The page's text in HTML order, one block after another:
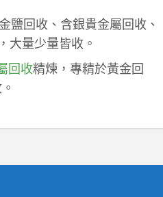
鹽回收、含銀貴金屬回收、
大量少量皆收。
回收精煉，專精於黃金回